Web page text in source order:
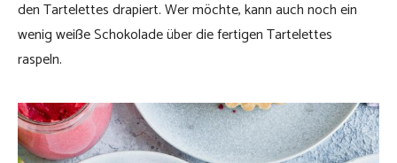
den Tartelettes drapiert. Wer möchte, kann auch noch ein
wenig weiße Schokolade über die fertigen Tartelettes
raspeln.